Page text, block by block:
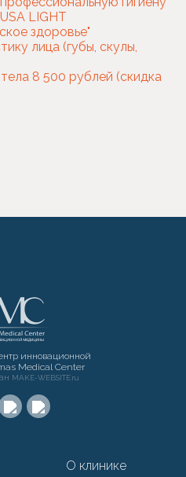
LIGHT
здоровье"
лица (губы, скулы,
8 500 рублей (скидка
инновационной
Medical Center
MAKE-WEBSITE.ru
О клинике